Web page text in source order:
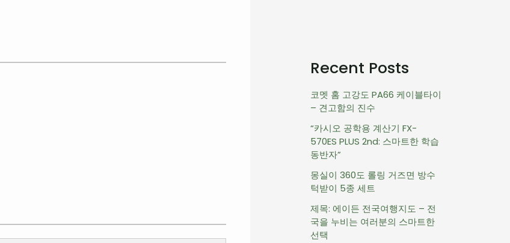
Recent Posts
코멧 홈 고강도 PA66 케이블타이
– 견고함의 진수
“카시오 공학용 계산기 FX-
570ES PLUS 2nd: 스마트한 학습
동반자”
몽실이 360도 롤링 거즈면 방수
턱받이 5종 세트
제목: 에이든 전국여행지도 – 전
국을 누비는 여러분의 스마트한
선택